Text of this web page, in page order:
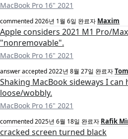
MacBook Pro 16" 2021
commented2026년 1월 6일 완료자 Maxim
Apple considers 2021 M1 Pro/
"nonremovable".
MacBook Pro 16" 2021
answer accepted2022년 8월 27일 완료자
Shaking MacBook sideways I
loose/wobbly.
MacBook Pro 16" 2021
commented2025년 6월 18일 완료자 Rafik
cracked screen turned black